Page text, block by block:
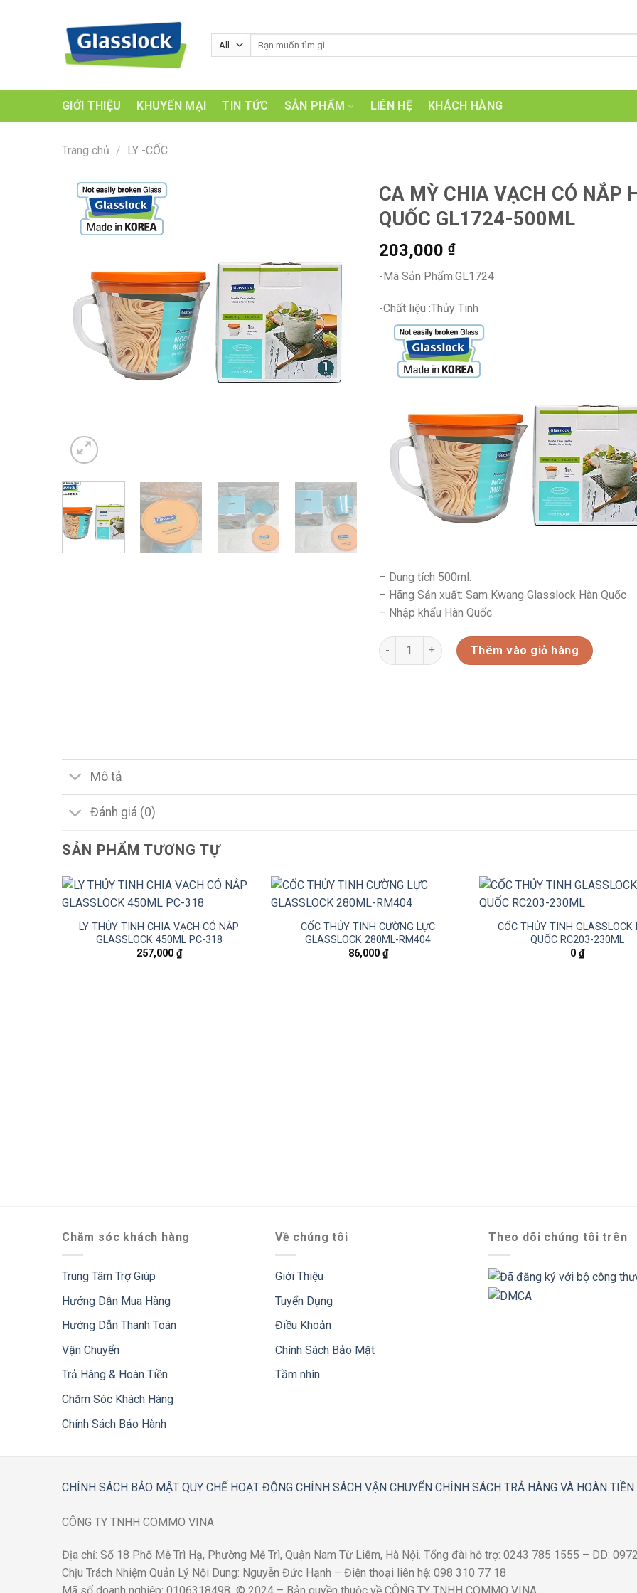
kiếm:
GIỚI THIỆU KHUYẾN MẠI TIN TỨC SẢN PHẨM LIÊN HỆ KHÁCH HÀNG
Trang chủ / LY -CỐC
CA MỲ CHIA VẠCH CÓ NẮP
QUỐC GL1724-500ML
203,000 ₫
-Mã Sản Phẩm:GL1724
-Chất liệu :Thủy Tinh
– Dung tích 500ml.
– Hãng Sản xuất: Sam Kwang Glasslock Hàn Quốc
– Nhập khẩu Hàn Quốc
CA MỲ CHIA VẠCH CÓ NẮP HÀN QUỐC GL1724-
Thêm vào giỏ hàng
Mô tả
Đánh giá (0)
SẢN PHẨM TƯƠNG TỰ
LY THỦY TINH CHIA VẠCH CÓ NẮP
GLASSLOCK 450ML PC-318
257,000 ₫
CỐC THỦY TINH CƯỜNG LỰC
GLASSLOCK 280ML-RM404
86,000 ₫
CỐC THỦY TINH GLASSLOCK
QUỐC RC203-230ML
0 ₫
Chăm sóc khách hàng
Trung Tâm Trợ Giúp
Hướng Dẫn Mua Hàng
Hướng Dẫn Thanh Toán
Vận Chuyển
Trả Hàng & Hoàn Tiền
Chăm Sóc Khách Hàng
Chính Sách Bảo Hành
Về chúng tôi
Giới Thiệu
Tuyển Dụng
Điều Khoản
Chính Sách Bảo Mật
Tầm nhìn
Theo dõi chúng tôi trên
CHÍNH SÁCH BẢO MẬT QUY CHẾ HOẠT ĐỘNG CHÍNH SÁCH VẬN CHUYỂN CHÍNH SÁCH TRẢ HÀNG VÀ HOÀN TIỀN
CÔNG TY TNHH COMMO VINA
Địa chỉ: Số 18 Phố Mễ Trì Hạ, Phường Mễ Trì, Quận Nam Từ Liêm, Hà Nội. Tổng đài hỗ trợ: 0243 785 1555 – DD:
Chịu Trách Nhiệm Quản Lý Nội Dung: Nguyễn Đức Hạnh – Điện thoại liên hệ: 098 310 77 18